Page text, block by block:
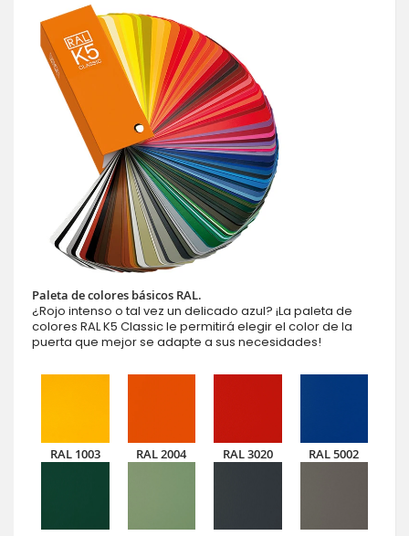
Paleta de colores básicos RAL.
¿Rojo intenso o tal vez un delicado azul? ¡La paleta de
colores RAL K5 Classic le permitirá elegir el color de la
puerta que mejor se adapte a sus necesidades!
RAL 1003 RAL 2004 RAL 3020 RAL 5002